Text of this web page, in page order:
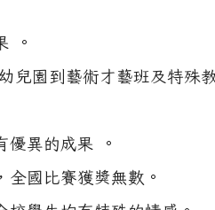
。
兒園到藝術才藝班及特殊
優異的成果 。
國比賽獲獎無數。